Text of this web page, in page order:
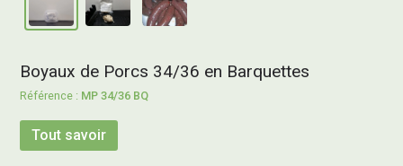
Boyaux de Porcs 34/36 en Barquettes
MP 34/36 BQ
Tout savoir